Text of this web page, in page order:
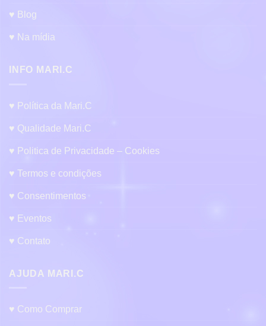
produto
♥ Blog
♥ Na mídia
INFO MARI.C
♥ Política da Mari.C
♥ Qualidade Mari.C
♥ Politica de Privacidade – Cookies
♥ Termos e condições
♥ Consentimentos
♥ Eventos
♥ Contato
AJUDA MARI.C
♥ Como Comprar